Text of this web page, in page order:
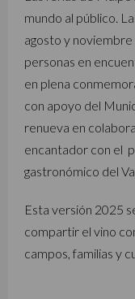
mundo al público.
agosto y
personas en
en plena
con apoyo del
renueva en
encantador con el
gastronómico del
Esta versión 2025
compartir el vino
campos, familias y